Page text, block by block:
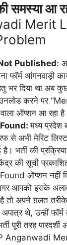
समस्या आ
Merit
Published:
फॉर्म आंगनवाड़ी
भर दिया था अब
करने पर
ऑप्शन आ रहा
मध्य प्रदेश
से अभी मेरिट
है। भर्ती की
की सूची
ऑप्शन नहीं
आपको इसके
तो अपने ग़लत
थे, उन्हीं फॉर्म
पूरी तरह
Anganwadi